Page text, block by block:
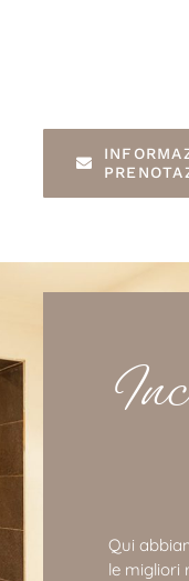
Qui
le migliori